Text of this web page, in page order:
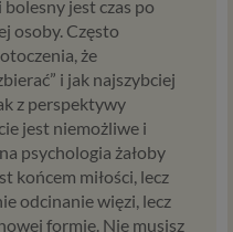
jest czas po
osoby. Często
że
i jak najszybciej
z perspektywy
jest niemożliwe i
psychologia żałoby
końcem miłości, lecz
odcinanie więzi, lecz
formie. Nie musisz
Twoich preferencji i
bardziej
nam również lepiej
naszymi stronami i
tym analizom
przez nas treści.
danych osobowych
marketingowych,
działania analityczne i